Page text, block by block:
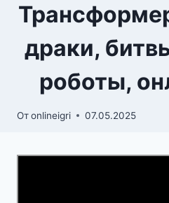
драки,
роботы,
Отonlineigri 07.05.2025